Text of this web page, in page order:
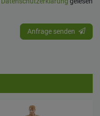
Anfrage senden